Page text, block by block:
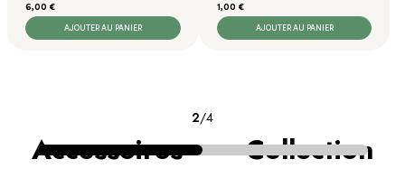
Prix
6,00 €
AJOUTER AU PANIER
Prix
1,00 €
AJOUTER AU PANIER
2/4
Accessoires Collection